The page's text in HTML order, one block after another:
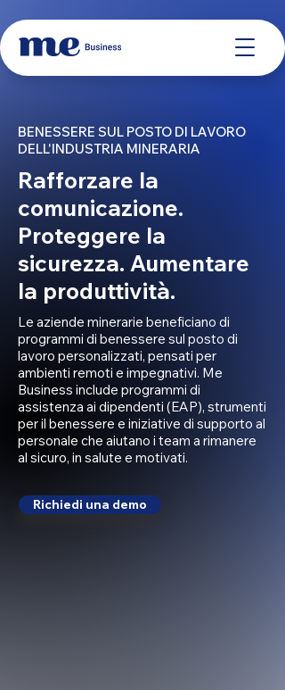
BENESSERE SUL POSTO DI LAVORO
DELL'INDUSTRIA MINERARIA
Rafforzare la
comunicazione.
Proteggere la
sicurezza. Aumentare
la produttività.
Le aziende minerarie beneficiano di
programmi di benessere sul posto di
lavoro personalizzati, pensati per
ambienti remoti e impegnativi. Me
Business include programmi di
assistenza ai dipendenti (EAP), strumenti
per il benessere e iniziative di supporto al
personale che aiutano i team a rimanere
al sicuro, in salute e motivati.
Richiedi una demo